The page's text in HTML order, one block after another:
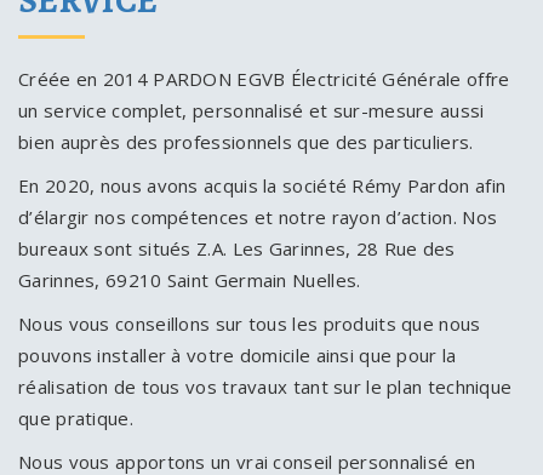
Créée en 2014 PARDON EGVB Électricité Générale offre
un service complet, personnalisé et sur-mesure aussi
bien auprès des professionnels que des particuliers.
En 2020, nous avons acquis la société Rémy Pardon afin
d’élargir nos compétences et notre rayon d’action. Nos
bureaux sont situés Z.A. Les Garinnes, 28 Rue des
Garinnes, 69210 Saint Germain Nuelles.
Nous vous conseillons sur tous les produits que nous
pouvons installer à votre domicile ainsi que pour la
réalisation de tous vos travaux tant sur le plan technique
que pratique.
Nous vous apportons un vrai conseil personnalisé en